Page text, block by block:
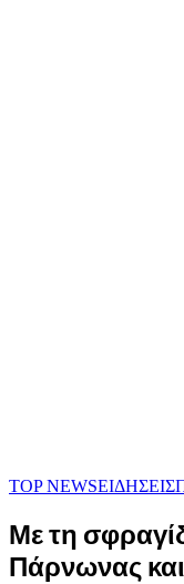
TOP NEWSΕΙΔΗΣΕΙΣ
Με τη
Πάρνωνας